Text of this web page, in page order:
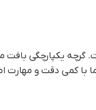
گرچه یکپارچگی بافت
با کمی دقت و مهارت